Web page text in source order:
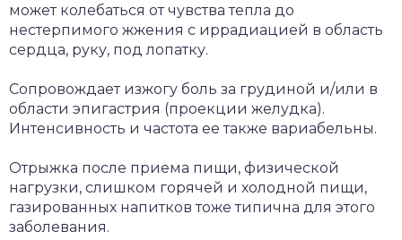
может колебаться от чувства тепла до
нестерпимого жжения с иррадиацией в область
сердца, руку, под лопатку.
Сопровождает изжогу боль за грудиной и/или в
области эпигастрия (проекции желудка).
Интенсивность и частота ее также вариабельны.
Отрыжка после приема пищи, физической
нагрузки, слишком горячей и холодной пищи,
газированных напитков тоже типична для этого
заболевания.